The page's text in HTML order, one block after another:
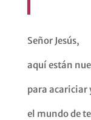
Señor Jesús,
aquí están
para acariciar
el mundo de